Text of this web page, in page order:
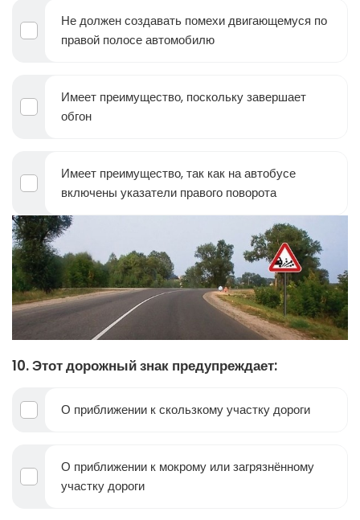
Не должен создавать помехи двигающемуся по
правой полосе автомобилю
Имеет преимущество, поскольку завершает
обгон
Имеет преимущество, так как на автобусе
включены указатели правого поворота
10. Этот дорожный знак предупреждает:
О приближении к скользкому участку дороги
О приближении к мокрому или загрязнённому
участку дороги